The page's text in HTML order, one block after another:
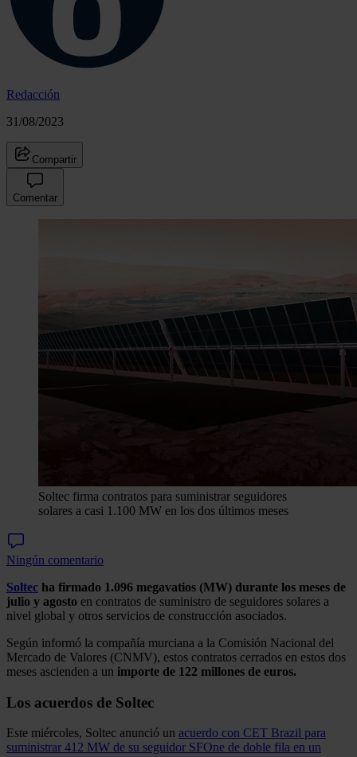
Redacción
31/08/2023
Compartir
Comentar
Soltec firma contratos para suministrar seguidores
solares a casi 1.100 MW en los dos últimos meses
Ningún comentario
Soltec ha firmado 1.096 megavatios (MW) durante los meses de
julio y agosto en contratos de suministro de seguidores solares a
nivel global y otros servicios de construcción asociados.
Según informó la compañía murciana a la Comisión Nacional del
Mercado de Valores (CNMV), estos contratos cerrados en estos dos
meses ascienden a un importe de 122 millones de euros.
Los acuerdos de Soltec
Este miércoles, Soltec anunció un acuerdo con CET Brazil para
suministrar 412 MW de su seguidor SFOne de doble fila en un